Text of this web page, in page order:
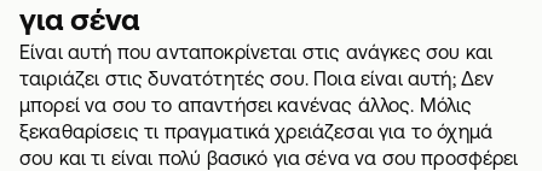
για σένα
Είναι αυτή που ανταποκρίνεται στις ανάγκες σου και
ταιριάζει στις δυνατότητές σου. Ποια είναι αυτή; Δεν
μπορεί να σου το απαντήσει κανένας άλλος. Μόλις
ξεκαθαρίσεις τι πραγματικά χρειάζεσαι για το όχημά
σου και τι είναι πολύ βασικό για σένα να σου προσφέρει